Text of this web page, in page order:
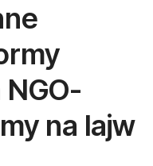
na lajw